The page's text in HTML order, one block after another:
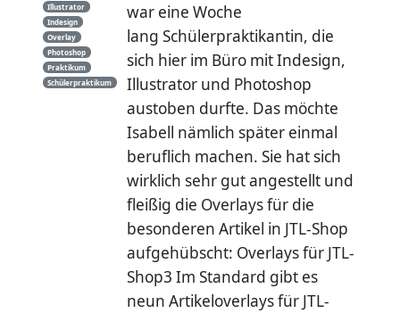
Illustrator
Indesign
Overlay
Photoshop
Praktikum
Schülerpraktikum
war eine Woche
lang Schülerpraktikantin, die
sich hier im Büro mit Indesign,
Illustrator und Photoshop
austoben durfte. Das möchte
Isabell nämlich später einmal
beruflich machen. Sie hat sich
wirklich sehr gut angestellt und
fleißig die Overlays für die
besonderen Artikel in JTL-Shop
aufgehübscht: Overlays für JTL-
Shop3 Im Standard gibt es
neun Artikeloverlays für JTL-